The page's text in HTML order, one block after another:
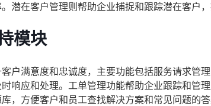
潜在客户管理则帮助企业捕捉和跟踪潜在客户，
模块
户满意度和忠诚度，主要功能包括服务请求管
响应和处理。工单管理功能帮助企业跟踪和管
，方便客户和员工查找解决方案和常见问题的答